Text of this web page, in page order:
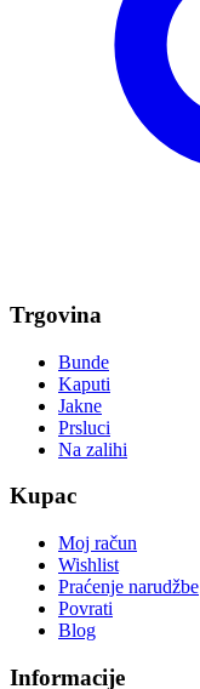
Trgovina
Bunde
Kaputi
Jakne
Prsluci
Na zalihi
Kupac
Moj račun
Wishlist
Praćenje narudžbe
Povrati
Blog
Informacije